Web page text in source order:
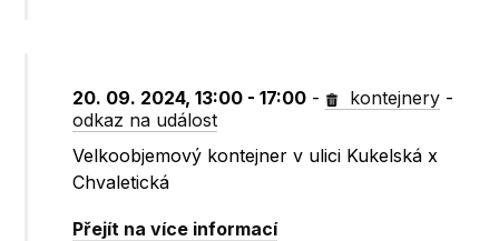
20. 09. 2024, 13:00 - 17:00 - kontejnery -
odkaz na událost
Velkoobjemový kontejner v ulici Kukelská x
Chvaletická
Přejít na více informací